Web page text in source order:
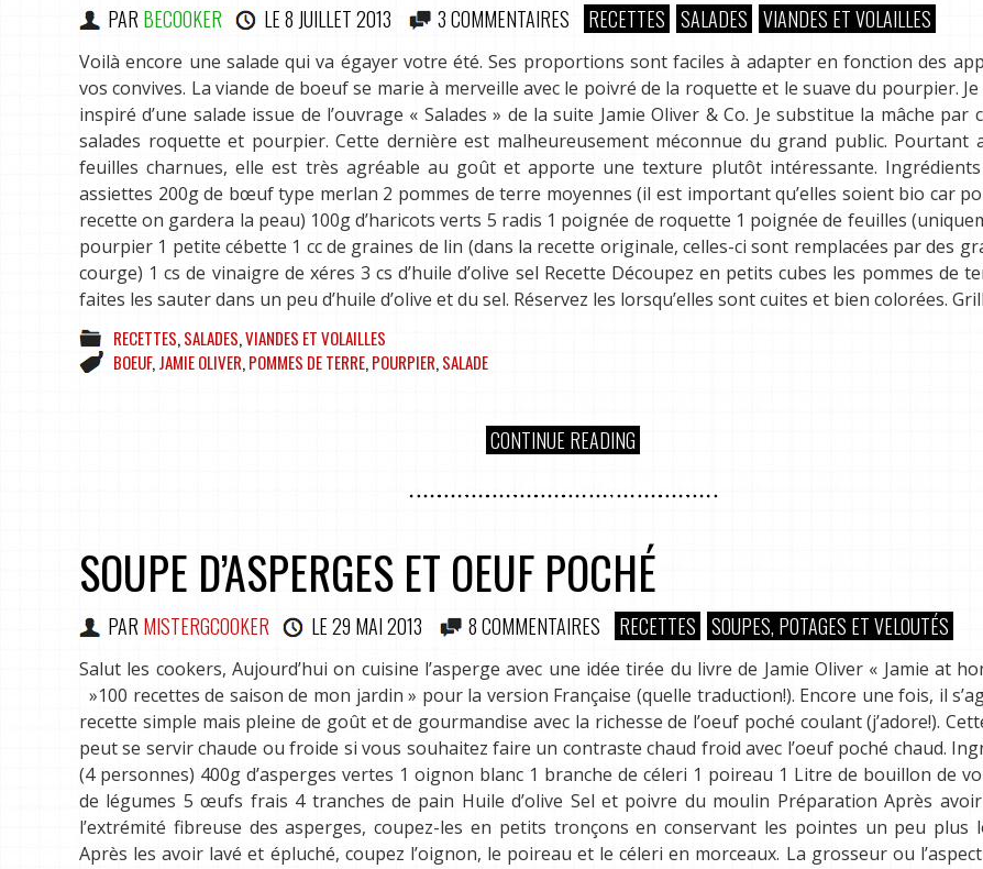
PARBECOOKER LE8 JUILLET 2013 3 COMMENTAIRES RECETTES SALADES VIANDES ET VOLAILLES
Voilà encore une salade qui va égayer votre été. Ses proportions sont faciles à adapter en fonction des
vos convives. La viande de boeuf se marie à merveille avec le poivré de la roquette et le suave du pourpier. Je
inspiré d’une salade issue de l’ouvrage « Salades » de la suite Jamie Oliver & Co. Je substitue la mâche par
salades roquette et pourpier. Cette dernière est malheureusement méconnue du grand public. Pourtant
feuilles charnues, elle est très agréable au goût et apporte une texture plutôt intéressante.
assiettes 200g de bœuf type merlan 2 pommes de terre moyennes (il est important qu’elles soient bio car
recette on gardera la peau) 100g d’haricots verts 5 radis 1 poignée de roquette 1 poignée de feuilles
pourpier 1 petite cébette 1 cc de graines de lin (dans la recette originale, celles-ci sont remplacées par des
courge) 1 cs de vinaigre de xéres 3 cs d’huile d’olive sel Recette Découpez en petits cubes les pommes de
faites les sauter dans un peu d’huile d’olive et du sel. Réservez les lorsqu’elles sont cuites et bien colorées.
RECETTES,SALADES,VIANDES ET VOLAILLES
BOEUF,JAMIE OLIVER,POMMES DE TERRE,POURPIER,SALADE
CONTINUE READING
SOUPE D’ASPERGES ET OEUF POCHÉ
PAR MISTERGCOOKER LE29 MAI 2013 8 COMMENTAIRES RECETTES SOUPES, POTAGES ET VELOUTÉS
Salut les cookers, Aujourd’hui on cuisine l’asperge avec une idée tirée du livre de Jamie Oliver « Jamie at
»100 recettes de saison de mon jardin » pour la version Française (quelle traduction!). Encore une fois, il
recette simple mais pleine de goût et de gourmandise avec la richesse de l’oeuf poché coulant (j’adore!).
peut se servir chaude ou froide si vous souhaitez faire un contraste chaud froid avec l’oeuf poché chaud.
(4 personnes) 400g d’asperges vertes 1 oignon blanc 1 branche de céleri 1 poireau 1 Litre de bouillon de
de légumes 5 œufs frais 4 tranches de pain Huile d’olive Sel et poivre du moulin Préparation Après avoir
l’extrémité fibreuse des asperges, coupez-les en petits tronçons en conservant les pointes un peu plus
Après les avoir lavé et épluché, coupez l’oignon, le poireau et le céleri en morceaux. La grosseur ou l’aspect